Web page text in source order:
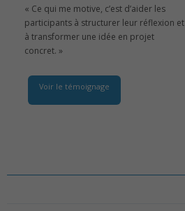
« Ce qui me motive, c’est d’aider les
participants à structurer leur réflexion et
à transformer une idée en projet
concret. »
Voir le témoignage